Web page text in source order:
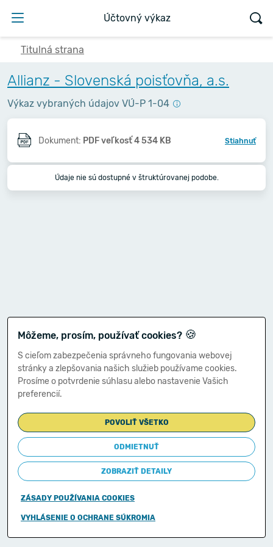
Účtovný výkaz
Titulná strana
Allianz - Slovenská poisťovňa, a.s.
Výkaz vybraných údajov VÚ-P 1-04
Dokument: PDF veľkosť 4 534 KB Stiahnuť
Údaje nie sú dostupné v štruktúrovanej podobe.
Môžeme, prosím, používať cookies? 🍪
S cieľom zabezpečenia správneho fungovania webovej
stránky a zlepšovania našich služieb používame cookies.
Prosíme o potvrdenie súhlasu alebo nastavenie Vašich
preferencií.
POVOLIŤ VŠETKO
ODMIETNUŤ
ZOBRAZIŤ DETAILY
ZÁSADY POUŽÍVANIA COOKIES
VYHLÁSENIE O OCHRANE SÚKROMIA
Copyright © 2011-2026